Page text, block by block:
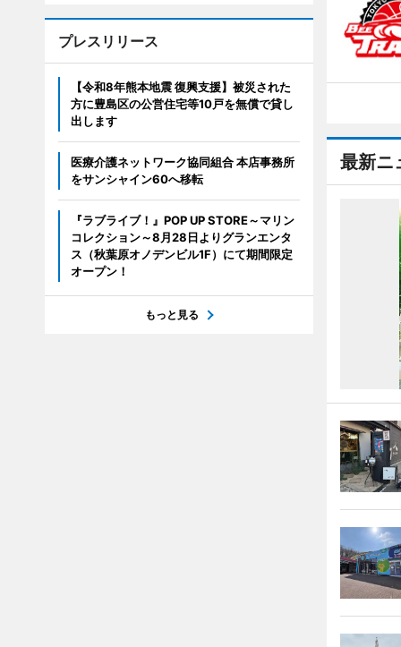
最新ニ
プレスリリース
【令和8年熊本地震 復興支援】被災された
方に豊島区の公営住宅等10戸を無償で貸し
出します
医療介護ネットワーク協同組合 本店事務所
をサンシャイン60へ移転
『ラブライブ！』POP UP STORE～マリン
コレクション～8月28日よりグランエンタ
ス（秋葉原オノデンビル1F）にて期間限定
オープン！
もっと見る